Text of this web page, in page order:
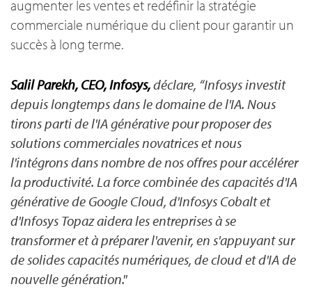
augmenter les ventes et redéfinir la stratégie
commerciale numérique du client pour garantir un
succès à long terme.
Salil Parekh, CEO, Infosys,déclare, “Infosys investit
depuis longtemps dans le domaine de l'IA. Nous
tirons parti de l'IA générative pour proposer des
solutions commerciales novatrices et nous
l'intégrons dans nombre de nos offres pour accélérer
la productivité. La force combinée des capacités d'IA
générative de Google Cloud, d'Infosys Cobalt et
d'Infosys Topaz aidera les entreprises à se
transformer et à préparer l'avenir, en s'appuyant sur
de solides capacités numériques, de cloud et d'IA de
nouvelle génération."